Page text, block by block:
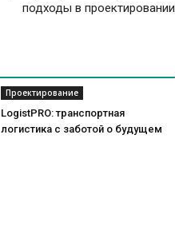
подходы в проектировании
Проектирование
LogistPRO: транспортная
логистика с заботой о будущем